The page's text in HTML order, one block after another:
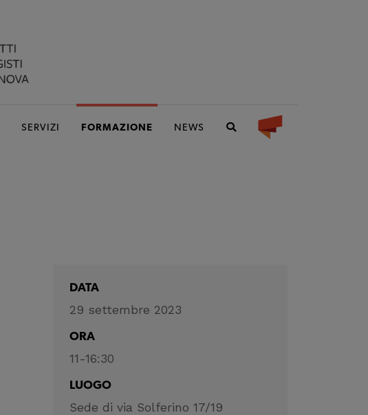
SERVIZI FORMAZIONE NEWS
DATA
29 settembre 2023
ORA
11-16:30
LUOGO
Sede di via Solferino 17/19